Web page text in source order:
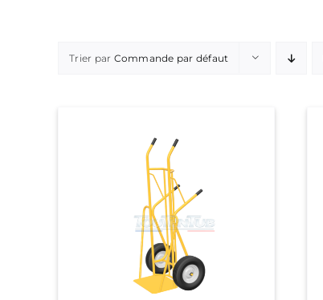
Trier par Commande par défaut